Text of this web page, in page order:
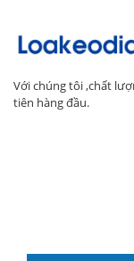
Với chúng tôi ,chất
tiên hàng đầu.